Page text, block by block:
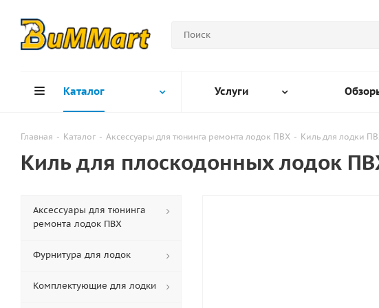
Каталог Услуги
Главная - Каталог - Аксессуары для тюнинга ремонта лодок ПВХ - Киль для лодки
Киль для плоскодонных лодок
Аксессуары для тюнинга
ремонта лодок ПВХ
Фурнитура для лодок
Комплектующие для лодки